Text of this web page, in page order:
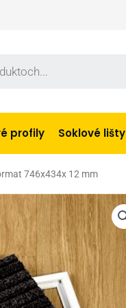
profily Soklové lišty
746x434x 12 mm